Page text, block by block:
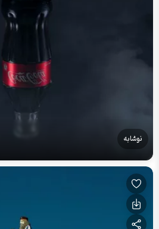
نوشابه